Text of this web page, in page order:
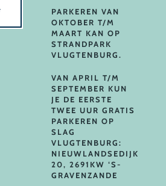
PARKEREN VAN
OKTOBER T/M
MAART KAN OP
STRANDPARK
VLUGTENBURG.
VAN APRIL T/M
SEPTEMBER KUN
JE DE EERSTE
TWEE UUR GRATIS
PARKEREN OP
SLAG
VLUGTENBURG:
NIEUWLANDSEDIJK
20, 2691KW ‘S-
GRAVENZANDE